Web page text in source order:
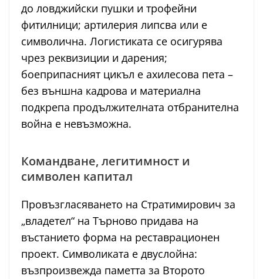
до ловджийски пушки и трофейни
фитилници; артилерия липсва или е
символична. Логистиката се осигурява
чрез реквизиции и дарения;
боеприпасният цикъл е ахилесова пета –
без външна кадрова и материална
подкрепа продължителната отбранителна
война е невъзможна.
Командване, легитимност и
символен капитал
Провъзгласяването на Стратимирович за
„владетел“ на Търново придава на
въстанието форма на реставрационен
проект. Символиката е двуслойна:
възпроизвежда паметта за Второто